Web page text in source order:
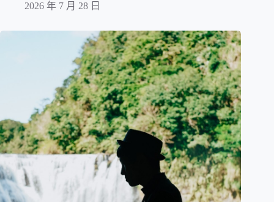
2026 年 7 月 28 日